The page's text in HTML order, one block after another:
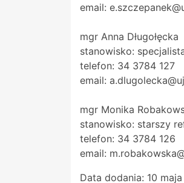
email:
mgr Anna Długołęcka
stanowisko:
telefon: 34 3784 127
email:
mgr Monika
stanowisko: starszy
telefon: 34 3784 126
email:
Data dodania: 10